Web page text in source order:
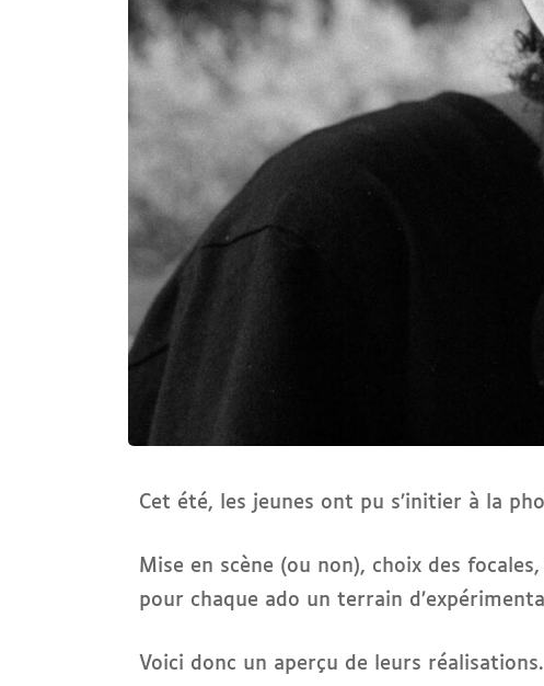
Cet été, les jeunes ont pu s’initier à la
Mise en scène (ou non), choix des
pour chaque ado un terrain
Voici donc un aperçu de leurs